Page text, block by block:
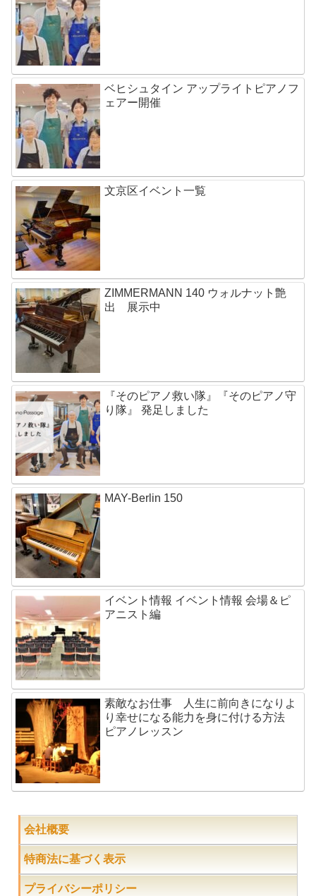
ベヒシュタイン アップライトピアノフ
ェアー開催
文京区イベント一覧
ZIMMERMANN 140 ウォルナット艶
出 展示中
『そのピアノ救い隊』『そのピアノ守
り隊』 発足しました
MAY-Berlin 150
イベント情報 イベント情報 会場＆ピ
アニスト編
素敵なお仕事 人生に前向きになりよ
り幸せになる能力を身に付ける方法
ピアノレッスン
会社概要
特商法に基づく表示
プライバシーポリシー